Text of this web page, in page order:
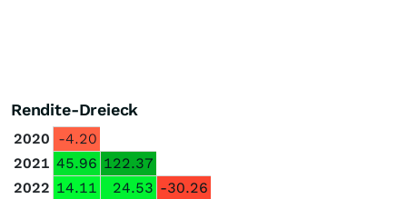
Rendite-Dreieck
2020 -4.20
2021 45.96 122.37
2022 14.11 24.53 -30.26